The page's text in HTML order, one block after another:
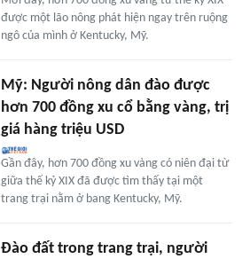
được một lão nông phát hiện ngay trên ruộng
ngô của mình ở Kentucky, Mỹ.
Mỹ: Người nông dân đào được
hơn 700 đồng xu cổ bằng vàng, trị
giá hàng triệu USD
Gần đây, hơn 700 đồng xu vàng có niên đại từ
giữa thế kỷ XIX đã được tìm thấy tại một
trang trại nằm ở bang Kentucky, Mỹ.
Đào đất trong trang trại, người